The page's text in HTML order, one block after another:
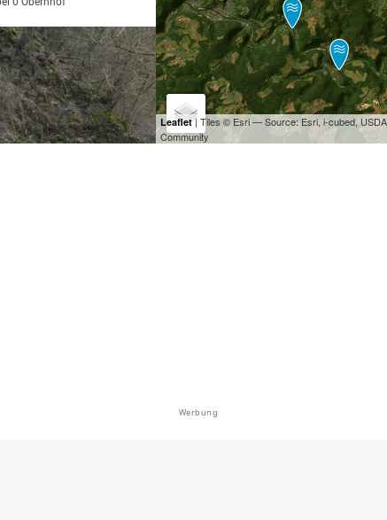
Leaflet| Tiles © Esri — Source: Esri, i-cubed,
Community
Werbung